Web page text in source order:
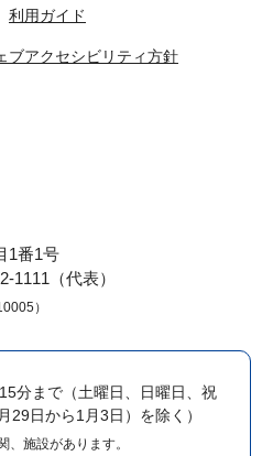
利用ガイド
ブアクセシビリティ方針
1番1号
（代表）
）
分まで （土曜日、日曜日、祝
29日から1月3日）を除く）
施設があります。